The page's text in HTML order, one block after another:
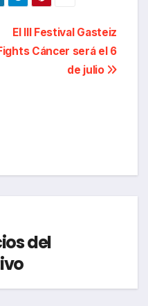
El III Festival Gasteiz
Cáncer será el 6
de julio
del